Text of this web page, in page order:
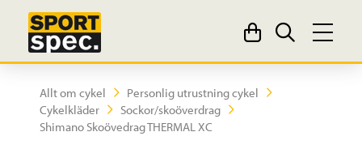
Allt om cykel
Personlig utrustning cykel
Cykelkläder
Sockor/skoöverdrag
Shimano Skoövedrag THERMAL XC